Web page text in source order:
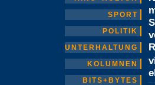
SPORT
POLITIK
UNTERHALTUNG
KOLUMNEN
BITS+BYTES